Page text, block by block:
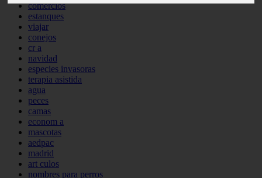
comercios
estanques
viajar
conejos
cr a
navidad
especies invasoras
terapia asistida
agua
peces
camas
econom a
mascotas
aedpac
madrid
art culos
nombres para perros